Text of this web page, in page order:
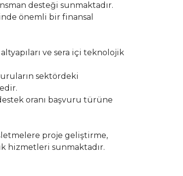
desteği sunmaktadır.
önemli bir finansal
ve sera içi teknolojik
sektördeki
oranı başvuru türüne
proje geliştirme,
hizmetleri sunmaktadır.